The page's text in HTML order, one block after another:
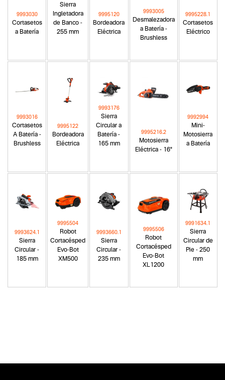
Cortasetos
a Batería
9993030
Sierra
Ingletadora
de Banco -
255 mm
Bordeadora
Eléctrica
9995120
Desmalezadora
a Batería -
Brushless
9993005
Cortasetos
Eléctrico
9995228.1
Cortasetos
A Batería -
Brushless
9993016
Bordeadora
Eléctrica
9995122
Sierra
Circular a
Batería -
165 mm
9993176
Motosierra
Eléctrica - 16"
9995216.2
Mini-
Motosierra
a Batería
9992994
Sierra
Circular -
185 mm
9993624.1
Robot
Cortacésped
Evo-Bot
XM500
9995504
Sierra
Circular -
235 mm
9993660.1
Robot
Cortacésped
Evo-Bot
XL1200
9995506
Sierra
Circular de
Pie - 250
mm
9991634.1